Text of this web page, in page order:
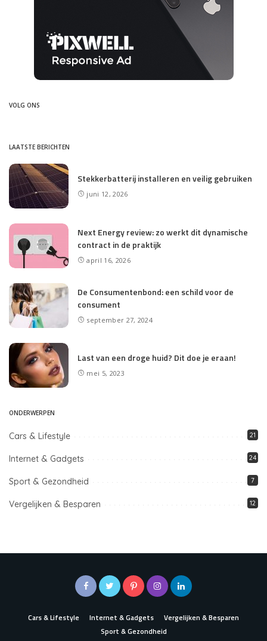
VOLG ONS
LAATSTE BERICHTEN
Stekkerbatterij installeren en veilig gebruiken
juni 12, 2026
Next Energy review: zo werkt dit dynamische
contract in de praktijk
april 16, 2026
De Consumentenbond: een schild voor de
consument
september 27, 2024
Last van een droge huid? Dit doe je eraan!
mei 5, 2023
ONDERWERPEN
Cars & Lifestyle 21
Internet & Gadgets 24
Sport & Gezondheid 7
Vergelijken & Besparen 12
Cars & Lifestyle Internet & Gadgets
Vergelijken & Besparen
Sport & Gezondheid